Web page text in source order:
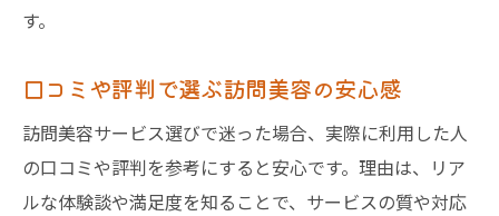
す。
口コミや評判で選ぶ訪問美容の安心感
訪問美容サービス選びで迷った場合、実際に利用した人
の口コミや評判を参考にすると安心です。理由は、リア
ルな体験談や満足度を知ることで、サービスの質や対応